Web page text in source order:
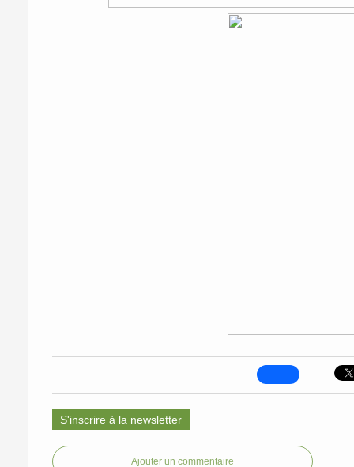
S'inscrire à la newsletter
Ajouter un commentaire